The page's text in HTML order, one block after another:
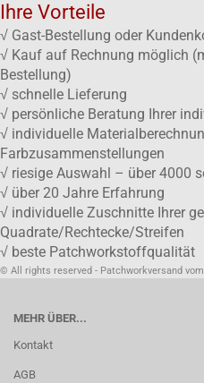
Ihre Vorteile
√ Gast-Bestellung oder
√ Kauf auf Rechnung möglich
Bestellung)
√ schnelle Lieferung
√ persönliche Beratung Ihrer
√ individuelle
Farbzusammenstellungen
√ riesige Auswahl – über 4000
√ über 20 Jahre Erfahrung
√ individuelle Zuschnitte Ihrer
Quadrate/Rechtecke/Streifen
√ beste Patchworkstoffqualität
© All rights reserved - Patchworkversand
MEHR ÜBER...
Kontakt
AGB